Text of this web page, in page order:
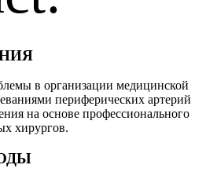
в организации медицинской
периферических артерий
на основе профессионального
хирургов.